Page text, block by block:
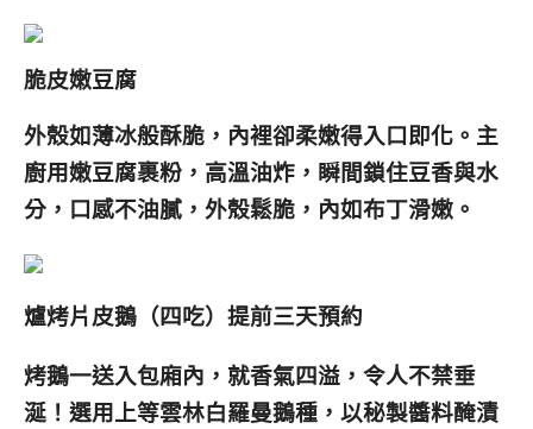
脆皮嫩豆腐
外殼如薄冰般酥脆，內裡卻柔嫩得入口即化。主
廚用嫩豆腐裹粉，高溫油炸，瞬間鎖住豆香與水
分，口感不油膩，外殼鬆脆，內如布丁滑嫩。
爐烤片皮鵝（四吃）提前三天預約
烤鵝一送入包廂內，就香氣四溢，令人不禁垂
涎！選用上等雲林白羅曼鵝種，以秘製醬料醃漬